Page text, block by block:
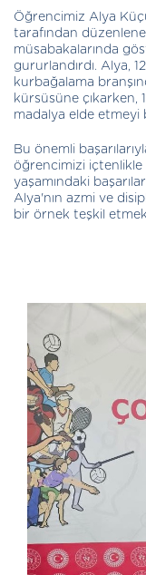
Öğrencimiz Alya
tarafından
müsabakalarında
gururlandırdı. Alya,
kurbağalama
kürsüsüne
madalya elde etmeyi
Bu önemli
öğrencimizi
yaşamındaki
Alya'nın azmi ve
bir örnek teşkil